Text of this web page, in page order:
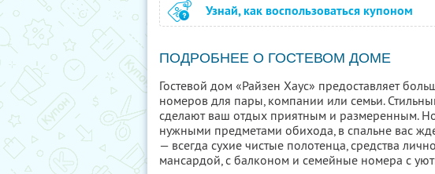
Узнай, как воспользоваться купоном
ПОДРОБНЕЕ О ГОСТЕВОМ ДОМЕ
Гостевой дом «Райзен Хаус» предоставляет
номеров для пары, компании или семьи.
сделают ваш отдых приятным и размеренным.
нужными предметами обихода, в спальне вас
— всегда сухие чистые полотенца, средства
мансардой, с балконом и семейные номера с